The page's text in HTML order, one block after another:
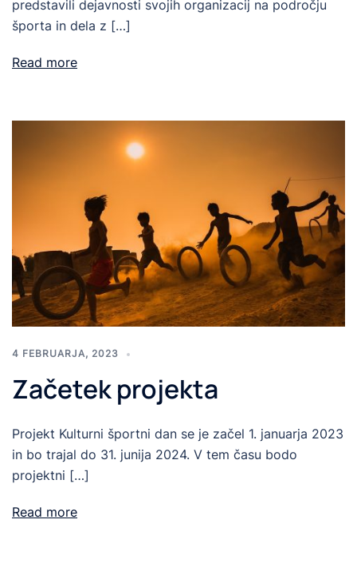
predstavili dejavnosti svojih organizacij na področju
športa in dela z […]
Read more
4 FEBRUARJA, 2023
Začetek projekta
Projekt Kulturni športni dan se je začel 1. januarja 2023
in bo trajal do 31. junija 2024. V tem času bodo
projektni […]
Read more